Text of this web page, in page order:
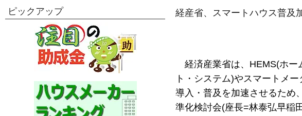
経産省、スマートハウス普及
経済産業省は、HEMS(ホ
ト・システム)やスマートメ
導入・普及を加速させるため
準化検討会(座長=林泰弘早稲
ピックアップ